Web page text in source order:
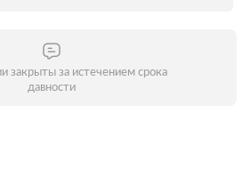
закрыты за истечением срока
давности